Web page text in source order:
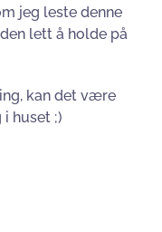
jeg leste denne
lett å holde på
kan det være
huset ;)